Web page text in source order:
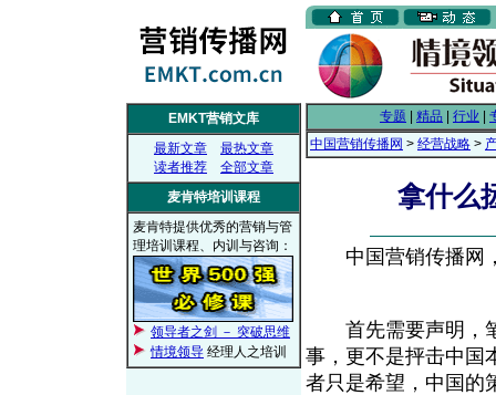
EMKT营销文库
最新文章
最热文章
读者推荐
全部文章
麦肯特培训课程
麦肯特提供优秀的营销与管
理培训课程、内训与咨询：
领导者之剑 － 突破思维
情境领导 经理人之培训
专题 精品 行业
中国营销传播网 > 经营战略 >
拿什么
中国营销传播网
首先需要声明，笔
事，更不是抨击中国
者只是希望，中国的